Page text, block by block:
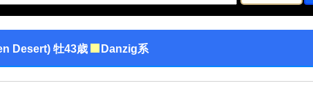
Desert) 牡43歳 Danzig系